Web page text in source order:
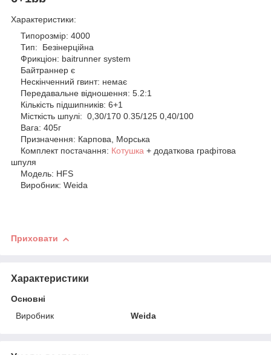
Характеристики:
Типорозмір: 4000
Тип: Безінерційна
Фрикціон: baitrunner system
Байтраннер є
Нескінченний гвинт: немає
Передавальне відношення: 5.2:1
Кількість підшипників: 6+1
Місткість шпулі: 0,30/170 0.35/125 0,40/100
Вага: 405г
Призначення: Карпова, Морська
Комплект постачання: Котушка + додаткова графітова
шпуля
Модель: HFS
Виробник: Weida
Приховати
Характеристики
Основні
Виробник
Weida